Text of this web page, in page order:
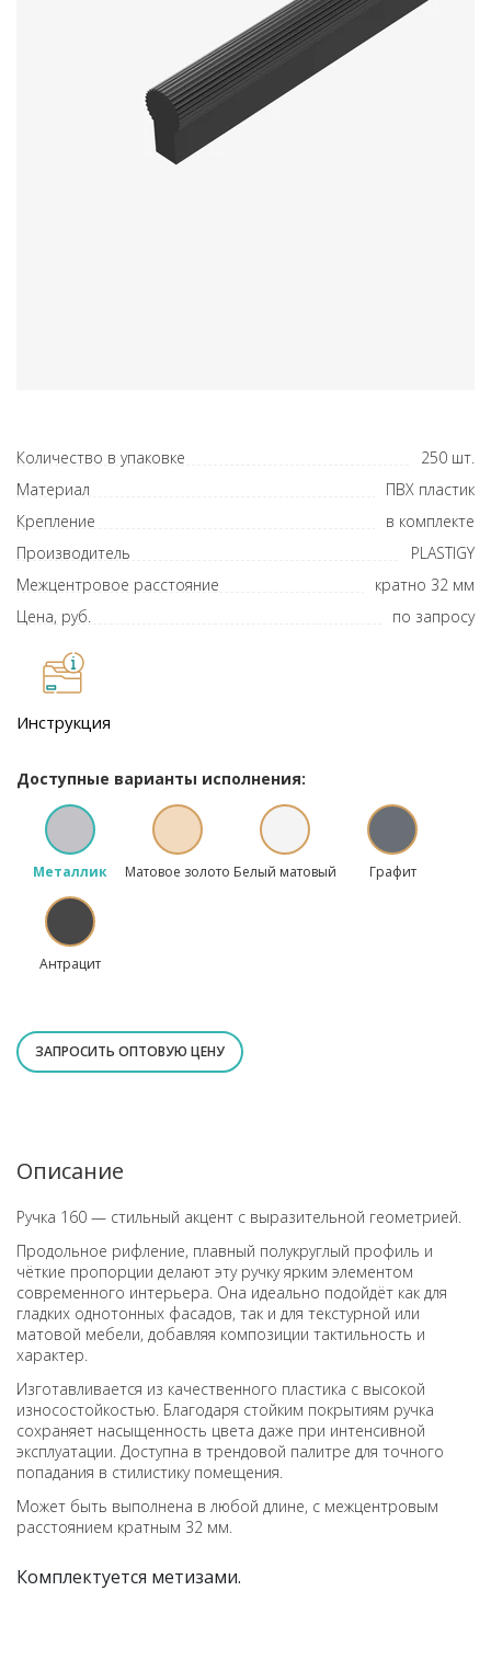
Количество в упаковке
250 шт.
Материал
ПВХ пластик
Крепление
в комплекте
Производитель
PLASTIGY
Межцентровое расстояние
кратно 32 мм
Цена, руб.
по запросу
Инструкция
Доступные варианты исполнения:
Металлик Матовое золото Белый матовый Графит
Антрацит
ЗАПРОСИТЬ ОПТОВУЮ ЦЕНУ
Описание
Ручка 160 — стильный акцент с выразительной геометрией.
Продольное рифление, плавный полукруглый профиль и
чёткие пропорции делают эту ручку ярким элементом
современного интерьера. Она идеально подойдёт как для
гладких однотонных фасадов, так и для текстурной или
матовой мебели, добавляя композиции тактильность и
характер.
Изготавливается из качественного пластика с высокой
износостойкостью. Благодаря стойким покрытиям ручка
сохраняет насыщенность цвета даже при интенсивной
эксплуатации. Доступна в трендовой палитре для точного
попадания в стилистику помещения.
Может быть выполнена в любой длине, с межцентровым
расстоянием кратным 32 мм.
Комплектуется метизами.